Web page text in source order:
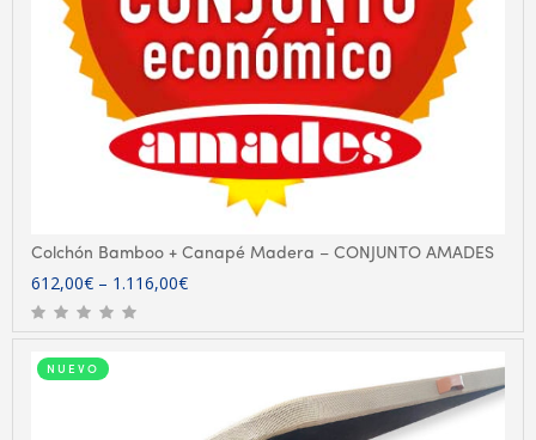
Colchón Bamboo + Canapé Madera – CONJUNTO AMADES
612,00€ – 1.116,00€
NUEVO